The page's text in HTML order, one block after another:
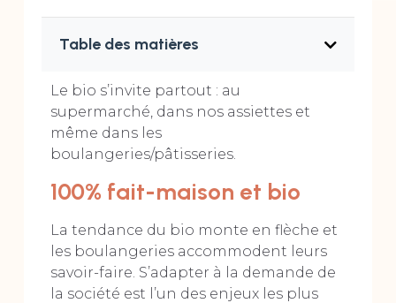
Table des matières
Le bio s’invite partout : au
supermarché, dans nos assiettes et
même dans les
boulangeries/pâtisseries.
100% fait-maison et bio
La tendance du bio monte en flèche et
les boulangeries accommodent leurs
savoir-faire. S’adapter à la demande de
la société est l’un des enjeux les plus